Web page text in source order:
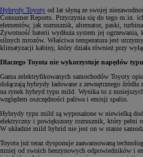
Hybrydy Toyoty od lat słyną ze swojej
Consumer Reports. Przyczynia się do tego m.in.
elementów, jak rozrusznik, alternator, paski,
Żywotność baterii wydłuża system jej ogrzewania,
silnych mrozów. Właściwa temperatura jest
klimatyzacji kabiny, który działa również przy
Dlaczego Toyota nie wykorzystuje napędów
Gama zelektryfikowanych samochodów Toyoty
dołączają hybrydy ładowane z zewnętrznego
na rynek hybryd typu mild. Wynika to z
względem oszczędności paliwa i emisji spalin.
Hybrydy typu mild są wyposażone w niewielką
elektryczny i powiększony rozrusznik, który pełni
W układzie mild hybrid nie jest on w stanie
Toyota już teraz dysponuje zaawansowaną
mniej od swoich benzynowych odpowiedników i